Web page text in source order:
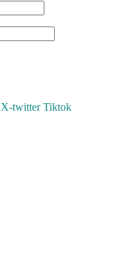
X-twitter Tiktok